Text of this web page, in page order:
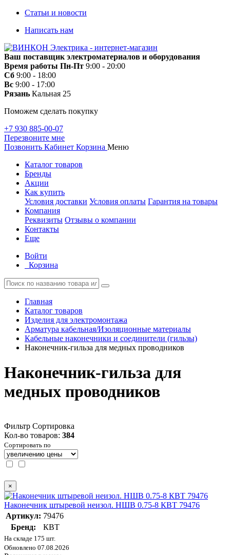
Статьи и новости
Написать нам
Ваш поставщик электроматериалов и оборудования
Время работы Пн-Пт 9:00 - 20:00
Сб 9:00 - 18:00
Вс 9:00 - 17:00
Рязань Кальная 25
Поможем сделать покупку
+7 930 885-00-07
Перезвоните мне
Позвонить Кабинет Корзина Меню
Каталог товаров
Бренды
Акции
Как купить
Условия доставки Условия оплаты Гарантия на товары
Компания
Реквизиты Отзывы о компании
Контакты
Еще
Войти
Корзина
Главная
Каталог товаров
Изделия для электромонтажа
Арматура кабельная/Изоляционные материалы
Кабельные наконечники и соединители (гильзы)
Наконечник-гильза для медных проводников
Наконечник-гильза для
медных проводников
Фильтр Сортировка
Кол-во товаров: 384
Сортировать по
×
Наконечник штыревой неизол. НШВ 0.75-8 КВТ 79476
Артикул: 79476
Бренд:
КВТ
На складе 175 шт.
Обновлено 07.08.2026